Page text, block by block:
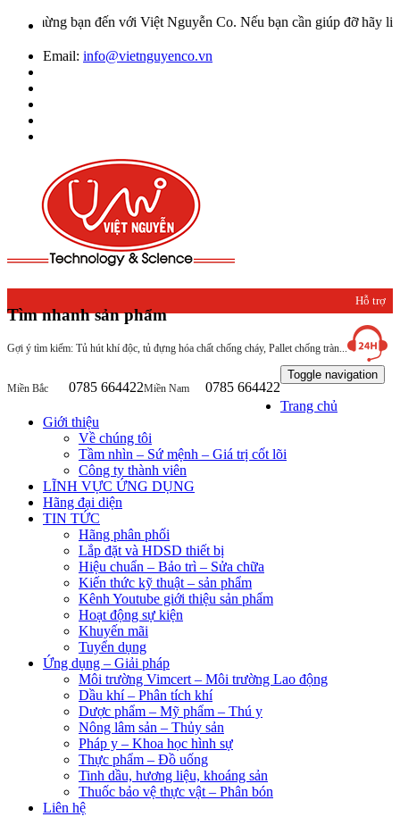
mừng bạn đến với Việt Nguyễn Co. Nếu bạn cần giúp đỡ hãy liên
Email: info@vietnguyenco.vn
Tìm nhanh sản phẩm
Gợi ý tìm kiếm: Tủ hút khí độc, tủ đựng hóa chất chống cháy, Pallet chống tràn...
Hỗ trợ
khách
hàng
Miền Bắc 0785 664422Miền Nam 0785 664422
Toggle navigation
Trang chủ
Giới thiệu
Về chúng tôi
Tầm nhìn – Sứ mệnh – Giá trị cốt lõi
Công ty thành viên
LĨNH VỰC ỨNG DỤNG
Hãng đại diện
TIN TỨC
Hãng phân phối
Lắp đặt và HDSD thiết bị
Hiệu chuẩn – Bảo trì – Sửa chữa
Kiến thức kỹ thuật – sản phẩm
Kênh Youtube giới thiệu sản phẩm
Hoạt động sự kiện
Khuyến mãi
Tuyển dụng
Ứng dụng – Giải pháp
Môi trường Vimcert – Môi trường Lao động
Dầu khí – Phân tích khí
Dược phẩm – Mỹ phẩm – Thú y
Nông lâm sản – Thủy sản
Pháp y – Khoa học hình sự
Thực phẩm – Đồ uống
Tinh dầu, hương liệu, khoáng sản
Thuốc bảo vệ thực vật – Phân bón
Liên hệ